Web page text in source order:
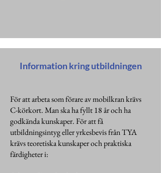
Information kring utbildningen
För att arbeta som förare av mobilkran krävs
C-körkort. Man ska ha fyllt 18 år och ha
godkända kunskaper. För att få
utbildningsintyg eller yrkesbevis från TYA
krävs teoretiska kunskaper och praktiska
färdigheter i: